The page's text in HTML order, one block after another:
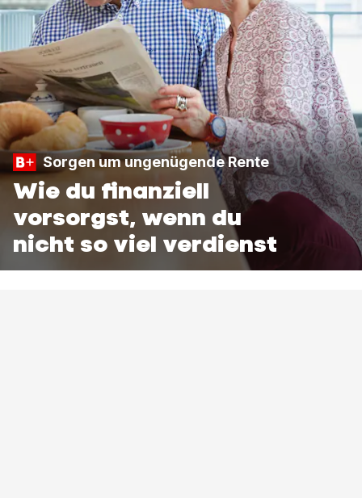
Sorgen um ungenügende Rente
Wie du finanziell
vorsorgst, wenn du
nicht so viel verdienst